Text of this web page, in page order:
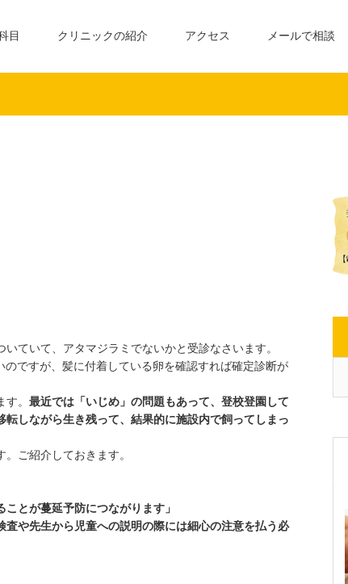
目 クリニックの紹介 アクセス メールで相談
ていて、アタマジラミでないかと受診なさいます。
ですが、髪に付着している卵を確認すれば確定診断が
。 最近では「いじめ」の問題もあって、登校登園して
しながら生き残って、結果的に施設内で飼ってしまっ
。ご紹介しておきます。
とが蔓延予防につながります」
査や先生から児童への説明の際には細心の注意を払う必